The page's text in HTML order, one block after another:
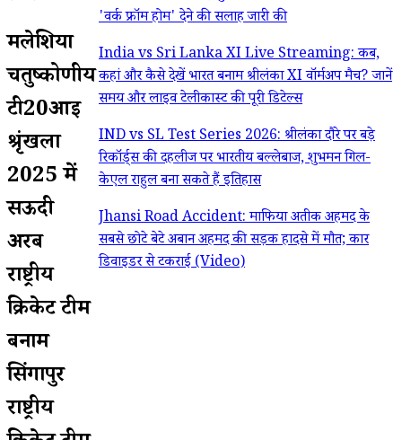
मलेशिया
चतुष्कोणीय
टी20आई
श्रृंखला
2025 में
सऊदी
अरब
राष्ट्रीय
क्रिकेट टीम
बनाम
सिंगापुर
राष्ट्रीय
'वर्क फ्रॉम होम' देने की सलाह जारी की
India vs Sri Lanka XI Live Streaming: कब,
कहां और कैसे देखें भारत बनाम श्रीलंका XI वॉर्मअप मैच? जानें
समय और लाइव टेलीकास्ट की पूरी डिटेल्स
IND vs SL Test Series 2026: श्रीलंका दौरे पर बड़े
रिकॉर्ड्स की दहलीज पर भारतीय बल्लेबाज, शुभमन गिल-
केएल राहुल बना सकते हैं इतिहास
Jhansi Road Accident: माफिया अतीक अहमद के
सबसे छोटे बेटे अबान अहमद की सड़क हादसे में मौत; कार
डिवाइडर से टकराई (Video)